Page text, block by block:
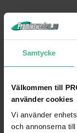
Samtycke
Välkommen till
använder cookies
Vi använder
och annonserna